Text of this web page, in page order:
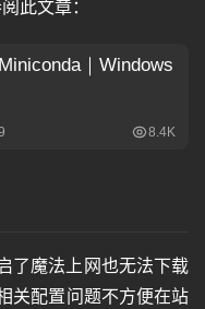
此文章：
了魔法上网也无法下载
关配置问题不方便在站